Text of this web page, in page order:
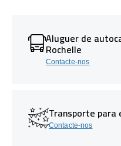
Aluguer de
Rochelle
Contacte-nos
Transporte para
Contacte-nos